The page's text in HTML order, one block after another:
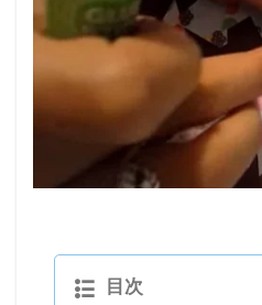
目次